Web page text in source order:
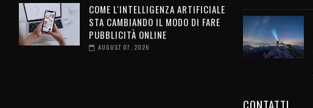
COME L'INTELLIGENZA ARTIFICIALE
STA CAMBIANDO IL MODO DI FARE
PUBBLICITÀ ONLINE
AUGUST 07, 2026
CONTATTI